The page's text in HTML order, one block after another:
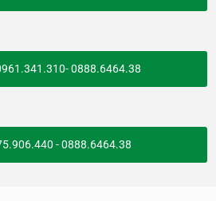
0888.6464.38
- 0888.6464.38